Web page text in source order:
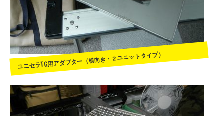
ユニセラTG用アダプター（横向き・２ユニットタイプ）